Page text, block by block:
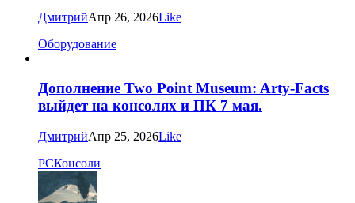
ДмитрийАпр 26, 2026Like
Оборудование
Дополнение Two Point Museum: Arty-Facts
выйдет на консолях и ПК 7 мая.
ДмитрийАпр 25, 2026Like
PCКонсоли